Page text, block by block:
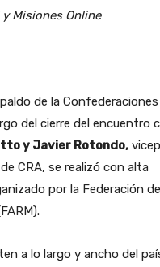
Misiones Online
de la Confederaciones
del cierre del encuentro
y Javier Rotondo,
CRA, se realizó con alta
por la Federación de
a lo largo y ancho del